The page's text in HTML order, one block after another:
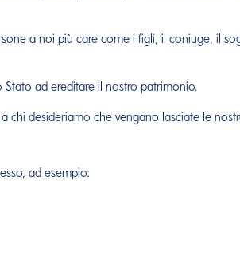
a noi più care come i figli, il coniuge, il
Stato ad ereditare il nostro patrimonio.
chi desideriamo che vengano lasciate le
ad esempio: